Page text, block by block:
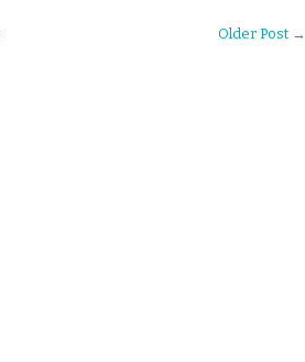
Older Post →